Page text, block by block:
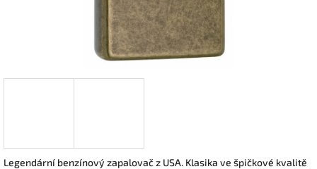
Legendární benzínový zapalovač z USA. Klasika ve špičkové kvalitě